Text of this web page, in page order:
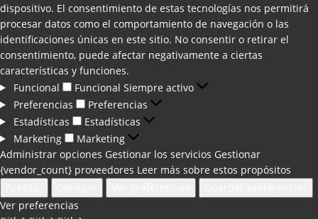
dispositivo. El consentimiento de estas tecnologías nos permitirá
procesar datos como el comportamiento de navegación o las
identificaciones únicas en este sitio. No consentir o retirar el
consentimiento, puede afectar negativamente a ciertas
características y funciones.
Funcional
Funcional Siempre activo
Preferencias
Preferencias
Estadísticas
Estadísticas
Marketing
Marketing
Administrar opciones Gestionar los servicios Gestionar
{vendor_count} proveedores Leer más sobre estos propósitos
Ver preferencias